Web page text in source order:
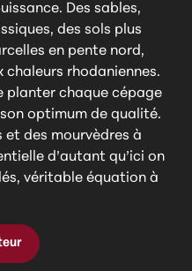
Des sables,
des sols plus
en pente nord,
chaleurs rhodaniennes.
planter chaque cépage
optimum de qualité.
et des mourvèdres à
d’autant qu’ici on
véritable équation à